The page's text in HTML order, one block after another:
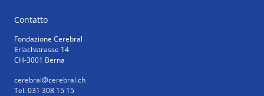
Contatto
Fondazione Cerebral
Erlachstrasse 14
CH-3001 Berna
cerebral@cerebral.ch
Tel. 031 308 15 15